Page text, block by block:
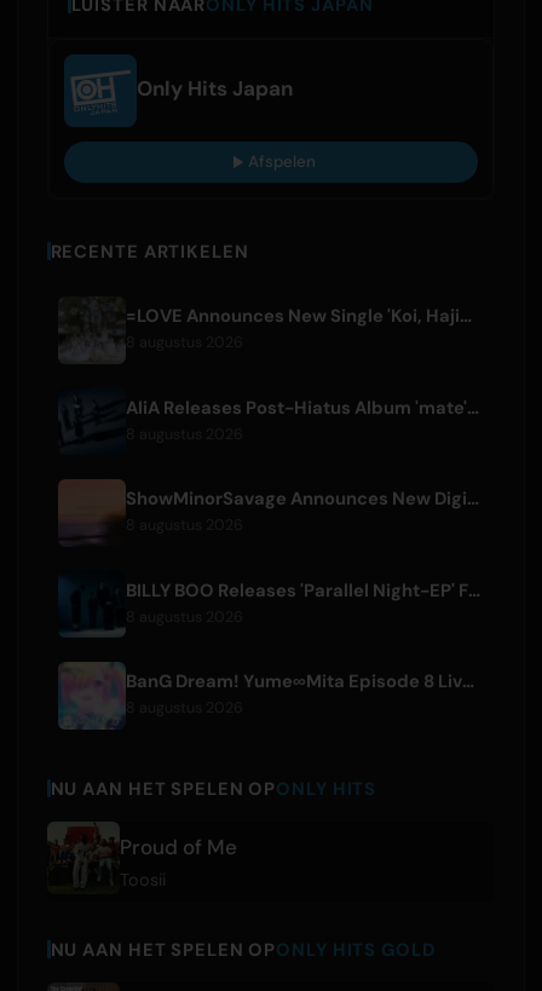
Only Hits Japan
Afspelen
RECENTE ARTIKELEN
=LOVE Announces New Single 'Koi, Hajimemashita.' and Tokyo Dome Concerts
AliA Releases Post-Hiatus Album 'mate', Announces Tokyo Live
ShowMinorSavage Announces New Digital Single 'Gradation'
BILLY BOO Releases 'Parallel Night-EP' Featuring TV Drama Theme Song
BanG Dream! Yume∞Mita Episode 8 Live Clip Released
NU AAN HET SPELEN OPONLY HITS
Proud of Me
Toosii
NU AAN HET SPELEN OPONLY HITS GOLD